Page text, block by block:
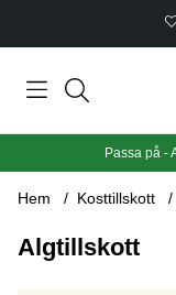
Passa på -
Hem Kosttillskott
Algtillskott